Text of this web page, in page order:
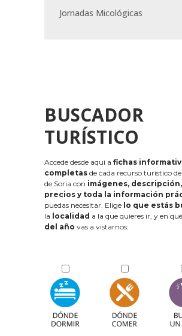
Jornadas Micológicas
BUSCADOR
TURÍSTICO
Accede desde aquí a fichas
completas de cada recurso turístico
de Soria con imágenes,
precios y toda la información
puedas necesitar. Elige lo que estás
la localidad a la que quieres ir, y en qué
del año vas a vistarnos: